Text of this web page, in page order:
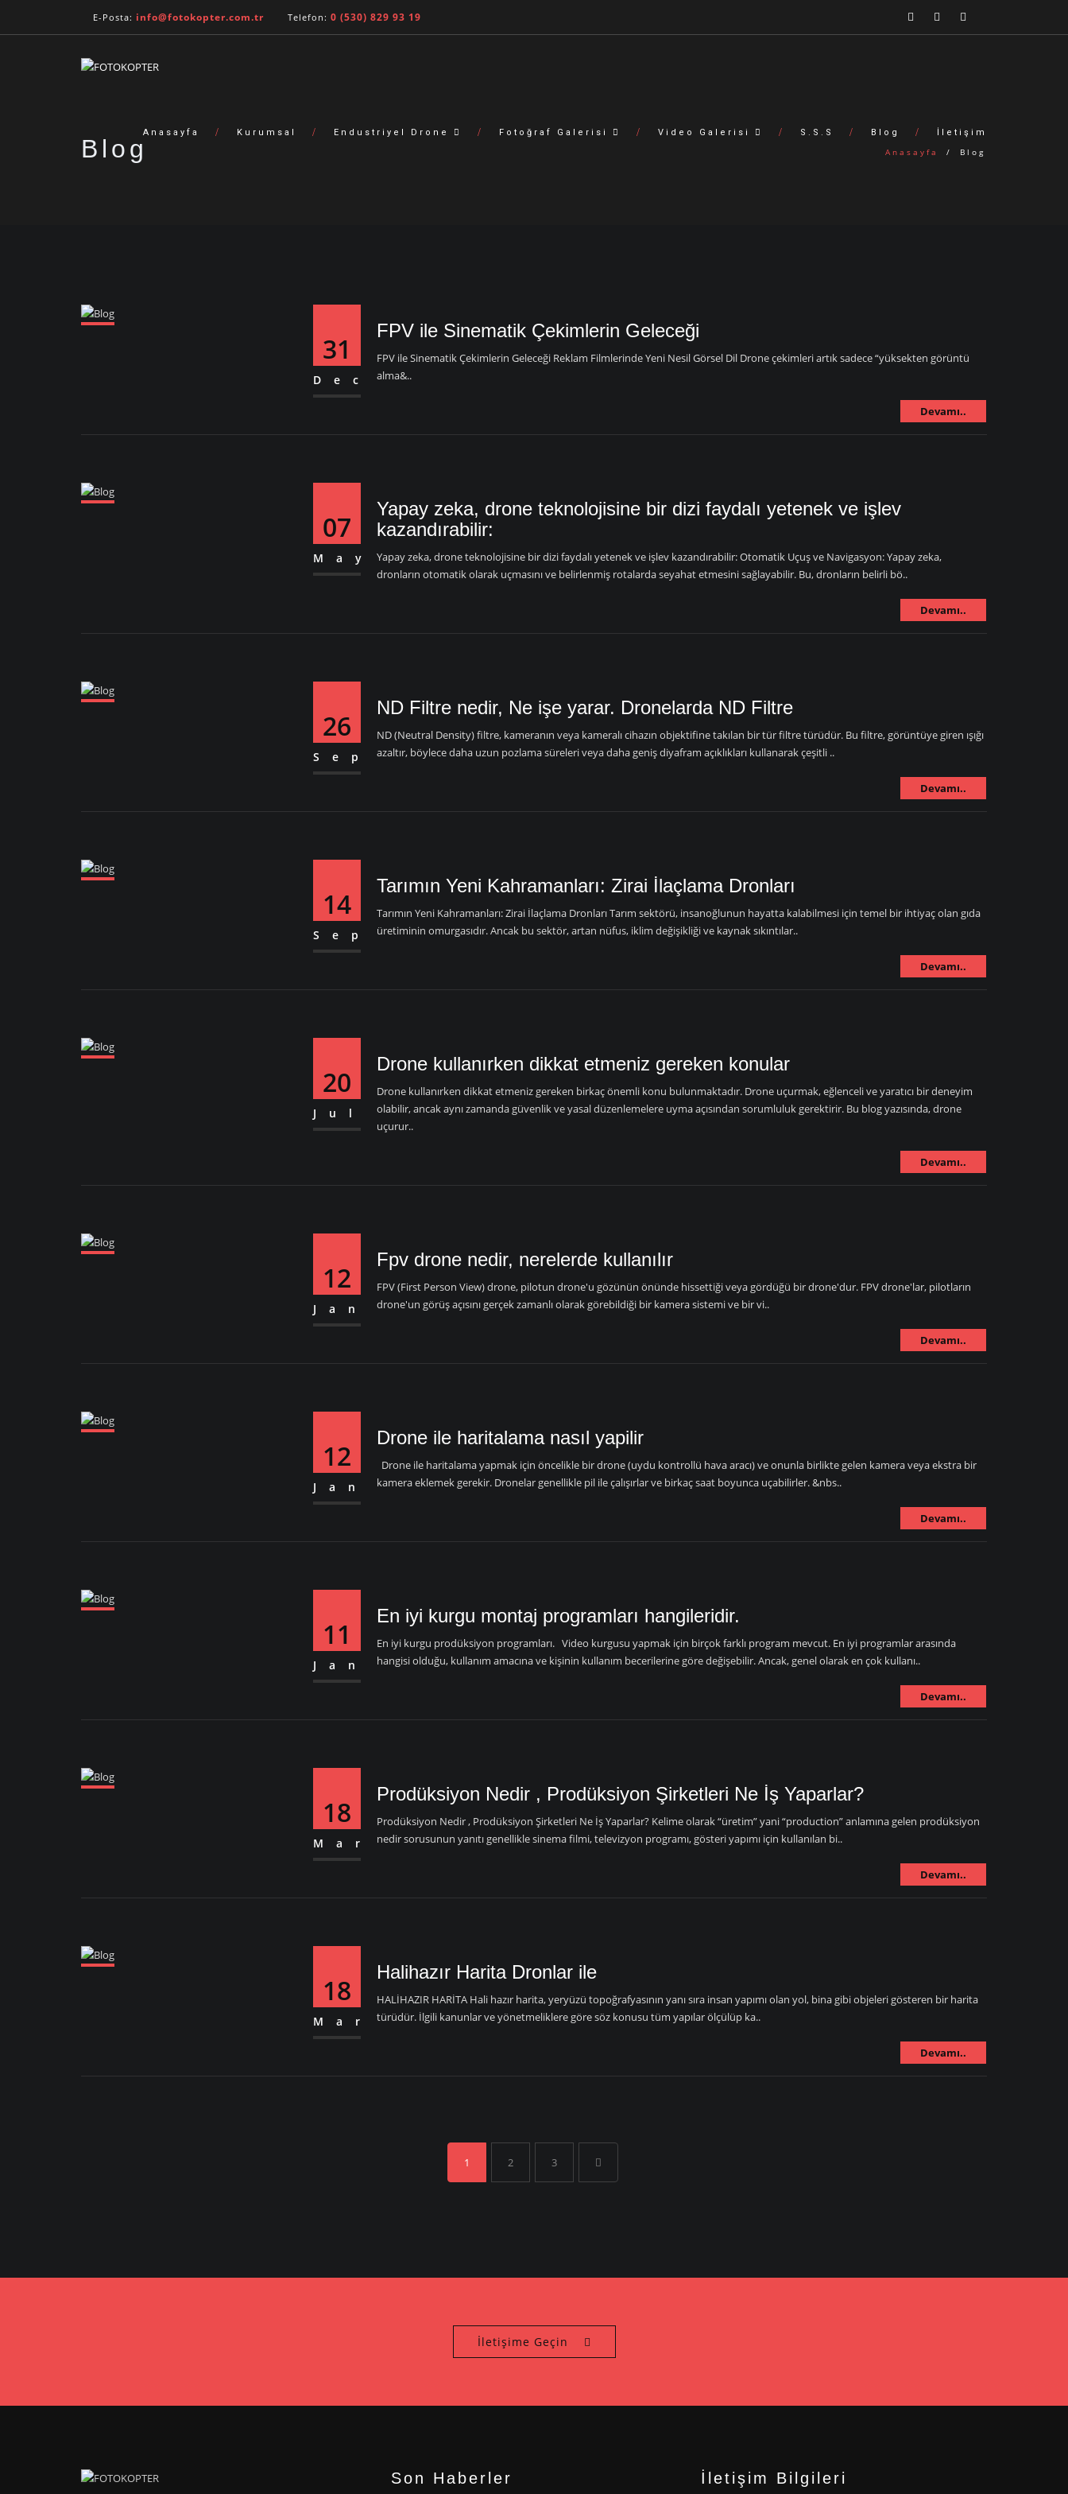
E-Posta: info@fotokopter.com.tr Telefon: 0 (530) 829 93 19
Anasayfa Kurumsal Endustriyel Drone Fotoğraf Galerisi Video Galerisi S.S.S Blog İletişim
Blog Anasayfa / Blog
31
Dec
FPV ile Sinematik Çekimlerin Geleceği
FPV ile Sinematik Çekimlerin Geleceği Reklam Filmlerinde Yeni Nesil Görsel Dil Drone çekimleri artık sadece “yüksekten görüntü
alma&..
Devamı..
07
May
Yapay zeka, drone teknolojisine bir dizi faydalı yetenek ve işlev
kazandırabilir:
Yapay zeka, drone teknolojisine bir dizi faydalı yetenek ve işlev kazandırabilir: Otomatik Uçuş ve Navigasyon: Yapay zeka,
dronların otomatik olarak uçmasını ve belirlenmiş rotalarda seyahat etmesini sağlayabilir. Bu, dronların belirli bö..
Devamı..
26
Sep
ND Filtre nedir, Ne işe yarar. Dronelarda ND Filtre
ND (Neutral Density) filtre, kameranın veya kameralı cihazın objektifine takılan bir tür filtre türüdür. Bu filtre, görüntüye giren ışığı
azaltır, böylece daha uzun pozlama süreleri veya daha geniş diyafram açıklıkları kullanarak çeşitli ..
Devamı..
14
Sep
Tarımın Yeni Kahramanları: Zirai İlaçlama Dronları
Tarımın Yeni Kahramanları: Zirai İlaçlama Dronları Tarım sektörü, insanoğlunun hayatta kalabilmesi için temel bir ihtiyaç olan gıda
üretiminin omurgasıdır. Ancak bu sektör, artan nüfus, iklim değişikliği ve kaynak sıkıntılar..
Devamı..
20
Jul
Drone kullanırken dikkat etmeniz gereken konular
Drone kullanırken dikkat etmeniz gereken birkaç önemli konu bulunmaktadır. Drone uçurmak, eğlenceli ve yaratıcı bir deneyim
olabilir, ancak aynı zamanda güvenlik ve yasal düzenlemelere uyma açısından sorumluluk gerektirir. Bu blog yazısında, drone
uçurur..
Devamı..
12
Jan
Fpv drone nedir, nerelerde kullanılır
FPV (First Person View) drone, pilotun drone'u gözünün önünde hissettiği veya gördüğü bir drone'dur. FPV drone'lar, pilotların
drone'un görüş açısını gerçek zamanlı olarak görebildiği bir kamera sistemi ve bir vi..
Devamı..
12
Jan
Drone ile haritalama nasıl yapilir
Drone ile haritalama yapmak için öncelikle bir drone (uydu kontrollü hava aracı) ve onunla birlikte gelen kamera veya ekstra bir
kamera eklemek gerekir. Dronelar genellikle pil ile çalışırlar ve birkaç saat boyunca uçabilirler. &nbs..
Devamı..
11
Jan
En iyi kurgu montaj programları hangileridir.
En iyi kurgu prodüksiyon programları. Video kurgusu yapmak için birçok farklı program mevcut. En iyi programlar arasında
hangisi olduğu, kullanım amacına ve kişinin kullanım becerilerine göre değişebilir. Ancak, genel olarak en çok kullanı..
Devamı..
18
Mar
Prodüksiyon Nedir , Prodüksiyon Şirketleri Ne İş Yaparlar?
Prodüksiyon Nedir , Prodüksiyon Şirketleri Ne İş Yaparlar? Kelime olarak “üretim” yani “production” anlamına gelen prodüksiyon
nedir sorusunun yanıtı genellikle sinema filmi, televizyon programı, gösteri yapımı için kullanılan bi..
Devamı..
18
Mar
Halihazır Harita Dronlar ile
HALİHAZIR HARİTA Hali hazır harita, yeryüzü topoğrafyasının yanı sıra insan yapımı olan yol, bina gibi objeleri gösteren bir harita
türüdür. İlgili kanunlar ve yönetmeliklere göre söz konusu tüm yapılar ölçülüp ka..
Devamı..
1 2 3
İletişime Geçin
Son Haberler İletişim Bilgileri